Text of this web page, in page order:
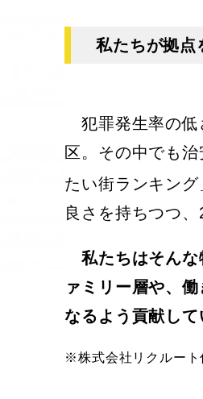
私たちが拠点
犯罪発生率の低
区。その中でも
たい街ランキング
良さを持ちつつ
私たちはそん
ァミリー層や、
なるよう貢献して
※株式会社リクルート